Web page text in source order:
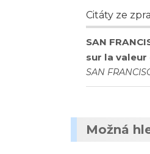
Citáty ze
SAN
sur la
SAN
Možná